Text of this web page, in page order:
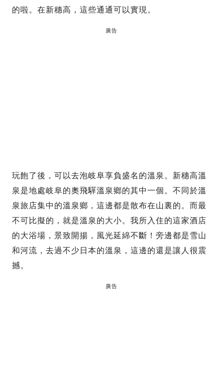
的啦。在新穗高，這些通通可以實現。
廣告
玩飽了後，可以去泡岐阜享負盛名的溫泉。新穗高溫
泉是地處岐阜的奧飛驒溫泉鄉的其中一個。不同於溫
泉旅店集中的溫泉鄉，這邊都是散布在山裏的。而最
不可比擬的，就是溫泉的大小。我所入住的這家酒店
的大浴場，景致開揚，風光延綿不斷！旁邊都是雪山
和河流，去過不少日本的溫泉，這邊的還是讓人很震
撼。
廣告